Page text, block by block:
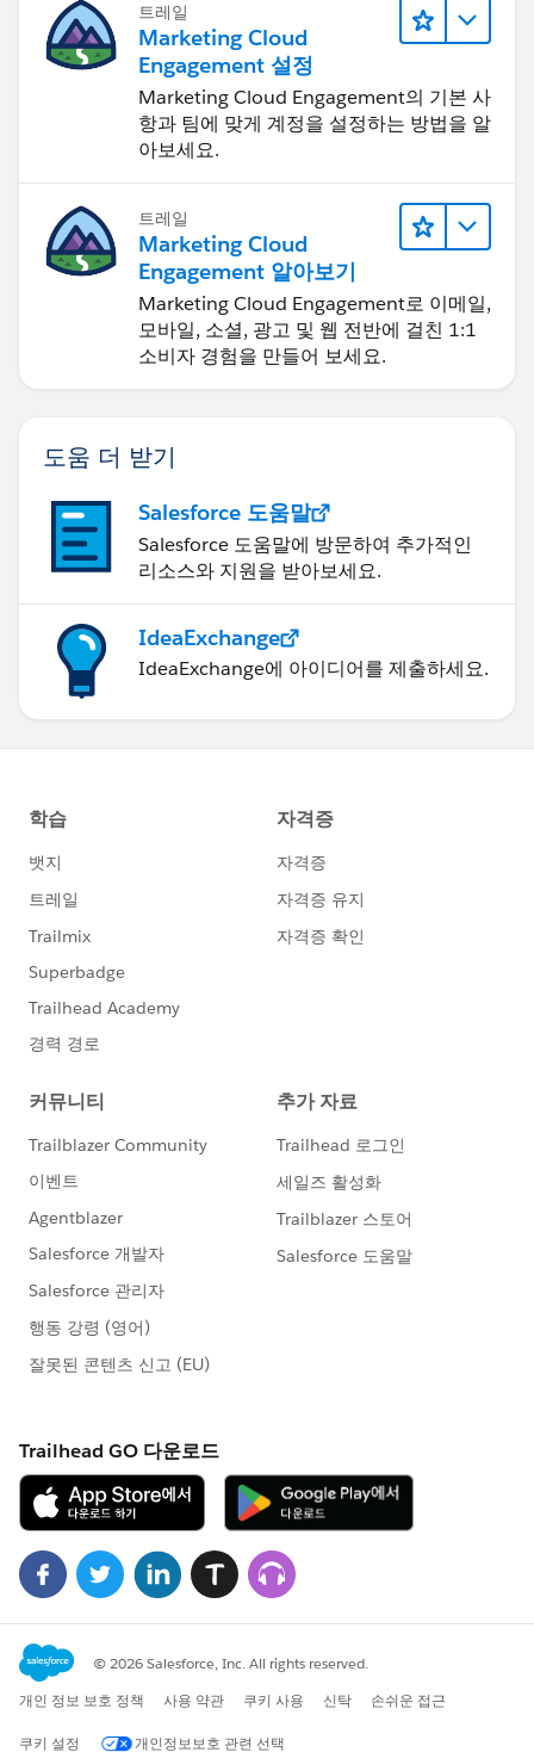
트레일
Marketing Cloud
Engagement 설정
Marketing Cloud Engagement의 기본 사
항과 팀에 맞게 계정을 설정하는 방법을 알
아보세요.
트레일
Marketing Cloud
Engagement 알아보기
Marketing Cloud Engagement로 이메일,
모바일, 소셜, 광고 및 웹 전반에 걸친 1:1
소비자 경험을 만들어 보세요.
도움 더 받기
Salesforce 도움말
Salesforce 도움말에 방문하여 추가적인
리소스와 지원을 받아보세요.
IdeaExchange
IdeaExchange에 아이디어를 제출하세요.